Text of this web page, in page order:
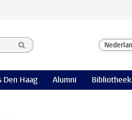
Den Haag Alumni Bibliotheek